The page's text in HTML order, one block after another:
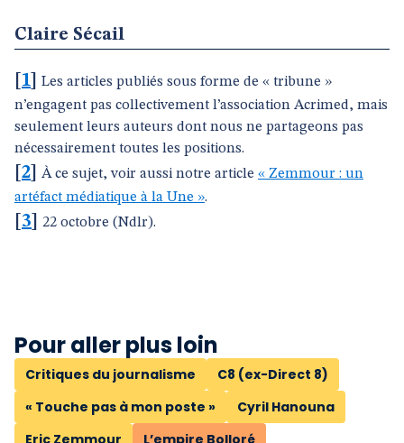
Claire Sécail
1
Les articles publiés sous forme de « tribune »
n’engagent pas collectivement l’association Acrimed, mais
seulement leurs auteurs dont nous ne partageons pas
nécessairement toutes les positions.
2 À ce sujet, voir aussi notre article « Zemmour : un
artéfact médiatique à la Une ».
3 22 octobre (Ndlr).
Pour aller plus loin
Critiques du journalisme
C8 (ex-Direct 8)
« Touche pas à mon poste »
Cyril Hanouna
Eric Zemmour
L’empire Bolloré